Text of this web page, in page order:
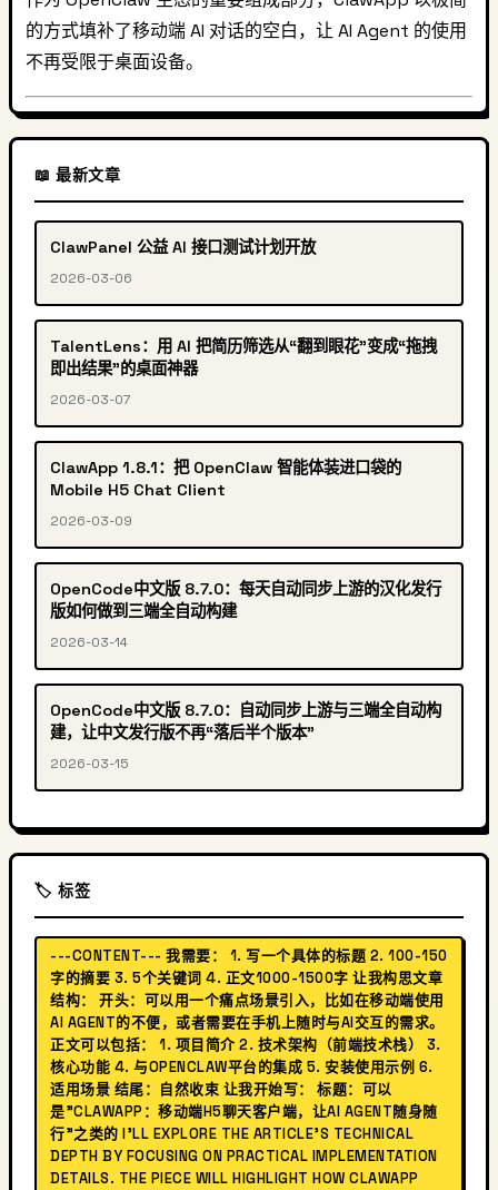
的方式填补了移动端 AI 对话的空白，让 AI Agent 的使用
不再受限于桌面设备。
📖 最新文章
ClawPanel 公益 AI 接口测试计划开放
2026-03-06
TalentLens：用 AI 把简历筛选从“翻到眼花”变成“拖拽
即出结果”的桌面神器
2026-03-07
ClawApp 1.8.1：把 OpenClaw 智能体装进口袋的
Mobile H5 Chat Client
2026-03-09
OpenCode中文版 8.7.0：每天自动同步上游的汉化发行
版如何做到三端全自动构建
2026-03-14
OpenCode中文版 8.7.0：自动同步上游与三端全自动构
建，让中文发行版不再“落后半个版本”
2026-03-15
🏷️ 标签
---CONTENT--- 我需要： 1. 写一个具体的标题 2. 100-150
字的摘要 3. 5个关键词 4. 正文1000-1500字 让我构思文章
结构： 开头：可以用一个痛点场景引入，比如在移动端使用
AI AGENT的不便，或者需要在手机上随时与AI交互的需求。
正文可以包括： 1. 项目简介 2. 技术架构（前端技术栈） 3.
核心功能 4. 与OPENCLAW平台的集成 5. 安装使用示例 6.
适用场景 结尾：自然收束 让我开始写： 标题：可以
是"CLAWAPP：移动端H5聊天客户端，让AI AGENT随身随
行"之类的 I'LL EXPLORE THE ARTICLE'S TECHNICAL
DEPTH BY FOCUSING ON PRACTICAL IMPLEMENTATION
DETAILS. THE PIECE WILL HIGHLIGHT HOW CLAWAPP